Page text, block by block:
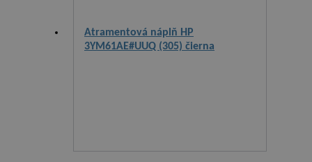
Atramentová náplň HP
3YM61AE#UUQ (305) čierna